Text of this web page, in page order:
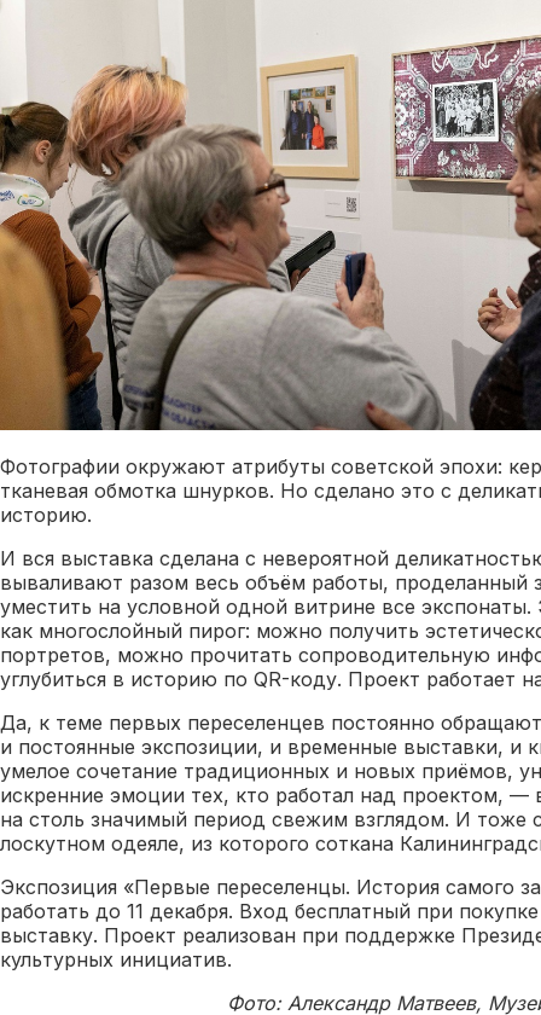
Фотографии окружают атрибуты советской эпохи:
тканевая обмотка шнурков. Но сделано это с
историю.
И вся выставка сделана с невероятной
вываливают разом весь объём работы, проделанный
уместить на условной одной витрине все экспонаты.
как многослойный пирог: можно получить
портретов, можно прочитать сопроводительную
углубиться в историю по QR-коду. Проект работает
Да, к теме первых переселенцев постоянно
и постоянные экспозиции, и временные выставки, и
умелое сочетание традиционных и новых приёмов,
искренние эмоции тех, кто работал над проектом, —
на столь значимый период свежим взглядом. И тоже
лоскутном одеяле, из которого соткана
Экспозиция «Первые переселенцы. История самого
работать до 11 декабря. Вход бесплатный при
выставку. Проект реализован при поддержке
культурных инициатив.
Фото: Александр Матвеев,